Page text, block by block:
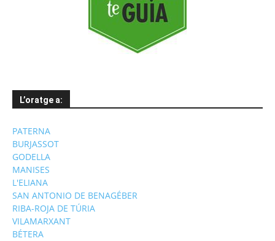
L’oratge a:
PATERNA
BURJASSOT
GODELLA
MANISES
L'ELIANA
SAN ANTONIO DE BENAGÉBER
RIBA-ROJA DE TÚRIA
VILAMARXANT
BÉTERA